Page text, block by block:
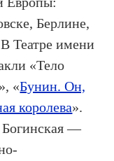
Берлине,
Театре имени
«Тело
», «Бунин. Он,
королева».
Богинская —